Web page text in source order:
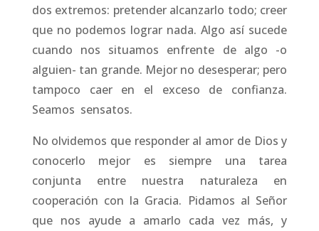
dos extremos: pretender alcanzarlo todo; creer
que no podemos lograr nada. Algo así sucede
cuando nos situamos enfrente de algo -o
alguien- tan grande. Mejor no desesperar; pero
tampoco caer en el exceso de confianza.
Seamos sensatos.
No olvidemos que responder al amor de Dios y
conocerlo mejor es siempre una tarea
conjunta entre nuestra naturaleza en
cooperación con la Gracia. Pidamos al Señor
que nos ayude a amarlo cada vez más, y